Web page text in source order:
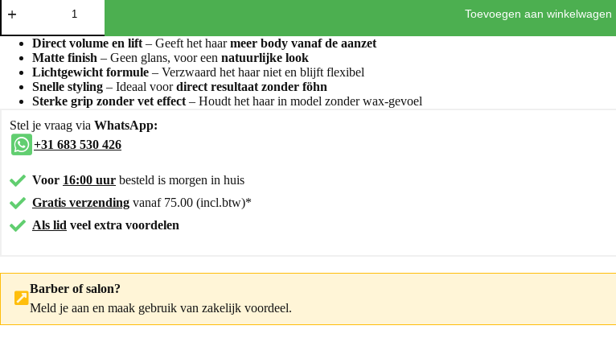
Toevoegen aan winkelwagen
Direct volume en lift – Geeft het haarmeer body vanaf de aanzet
Matte finish – Geen glans, voor een natuurlijke look
Lichtgewicht formule – Verzwaard het haar niet en blijft flexibel
Snelle styling – Ideaal voordirect resultaat zonder föhn
Sterke grip zonder vet effect – Houdt het haar in model zonder wax-gevoel
Stel je vraag via WhatsApp:
+31 683 530 426
Voor 16:00 uur besteld is morgen in huis
Gratis verzending vanaf 75.00 (incl.btw)*
Als lid veel extra voordelen
Barber of salon?
Meld je aan en maak gebruik van zakelijk voordeel.